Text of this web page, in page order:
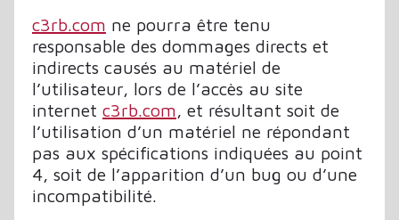
c3rb.com ne pourra être tenu
responsable des dommages directs et
indirects causés au matériel de
l’utilisateur, lors de l’accès au site
internet c3rb.com, et résultant soit de
l’utilisation d’un matériel ne répondant
pas aux spécifications indiquées au point
4, soit de l’apparition d’un bug ou d’une
incompatibilité.